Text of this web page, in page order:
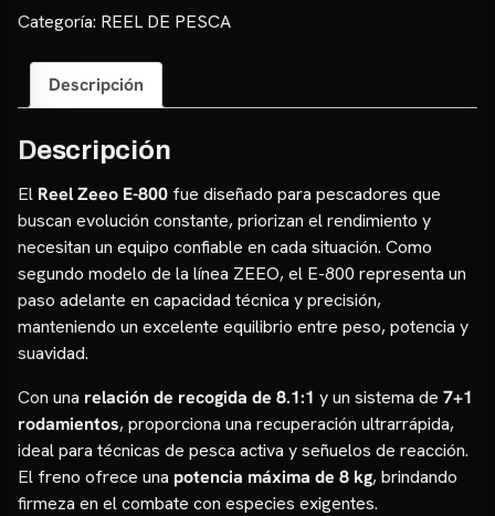
800
cantidad
Categoría: REEL DE PESCA
Descripción
Descripción
El Reel Zeeo E-800 fue diseñado para pescadores que
buscan evolución constante, priorizan el rendimiento y
necesitan un equipo confiable en cada situación. Como
segundo modelo de la línea ZEEO, el E-800 representa un
paso adelante en capacidad técnica y precisión,
manteniendo un excelente equilibrio entre peso, potencia y
suavidad.
Con una relación de recogida de 8.1:1 y un sistema de 7+1
rodamientos, proporciona una recuperación ultrarrápida,
ideal para técnicas de pesca activa y señuelos de reacción.
El freno ofrece una potencia máxima de 8 kg, brindando
firmeza en el combate con especies exigentes.